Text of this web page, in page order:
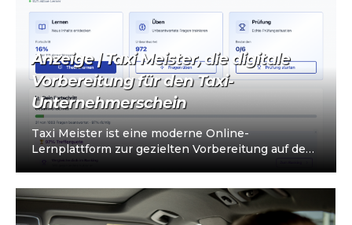
Anzeige | Taxi Meister, die digitale
Vorbereitung für den Taxi-
Unternehmerschein
Taxi Meister ist eine moderne Online-
Lernplattform zur gezielten Vorbereitung auf den